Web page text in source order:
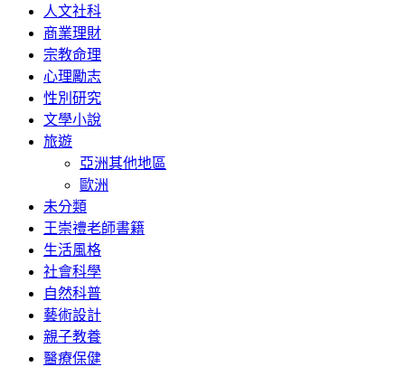
人文社科
商業理財
宗教命理
心理勵志
性別研究
文學小說
旅遊
亞洲其他地區
歐洲
未分類
王崇禮老師書籍
生活風格
社會科學
自然科普
藝術設計
親子教養
醫療保健